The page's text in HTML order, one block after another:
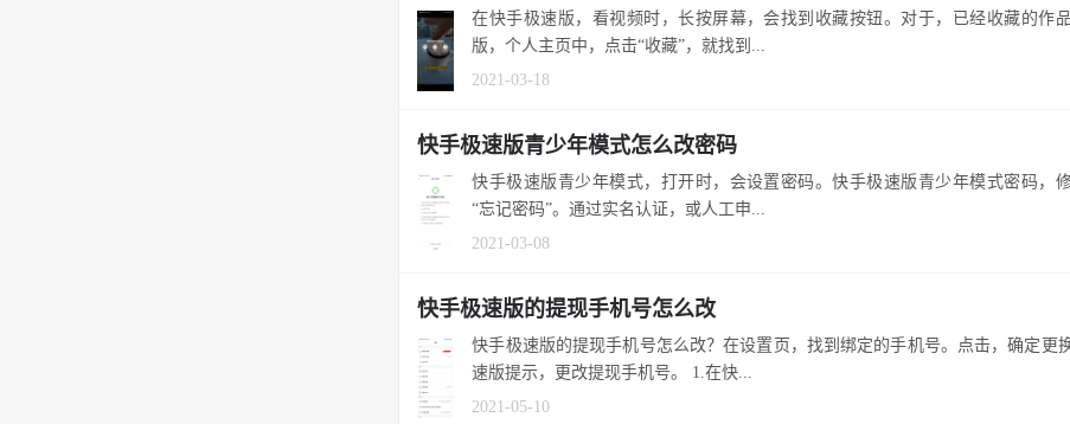
在快手极速版，看视频时，长按屏幕，会找到收藏按钮。对于，已经收藏的作
版，个人主页中，点击“收藏”，就找到...
2021-03-18
快手极速版青少年模式怎么改密码
快手极速版青少年模式，打开时，会设置密码。快手极速版青少年模式密码，
“忘记密码”。通过实名认证，或人工申...
2021-03-08
快手极速版的提现手机号怎么改
快手极速版的提现手机号怎么改？在设置页，找到绑定的手机号。点击，确定更
速版提示，更改提现手机号。 1.在快...
2021-05-10